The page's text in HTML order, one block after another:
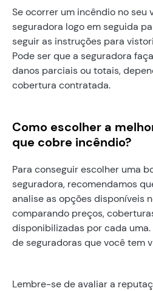
Se ocorrer um incêndio no seu
seguradora logo em seguida
seguir as instruções para
Pode ser que a seguradora
danos parciais ou totais,
cobertura contratada.
Como escolher a
que cobre incêndio?
Para conseguir escolher uma
seguradora, recomendamos
analise as opções disponíveis
comparando preços,
disponibilizadas por cada
de seguradoras que você tem
Lembre-se de avaliar a